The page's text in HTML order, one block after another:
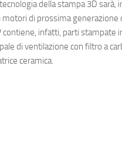
della stampa 3D sarà,
di prossima generazione
contiene, infatti, parti stampate
di ventilazione con filtro a
ceramica.